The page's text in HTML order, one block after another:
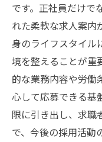
です。正社員だけで
れた柔軟な求人案内
身のライフスタイル
境を整えることが重
的な業務内容や労働
心して応募できる基
限に引き出し、求職
で、今後の採用活動